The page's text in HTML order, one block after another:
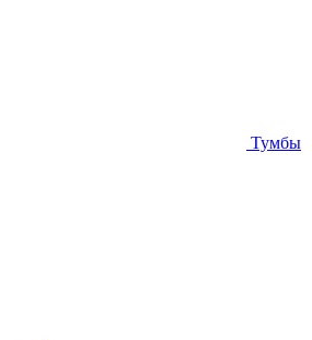
Тумбы